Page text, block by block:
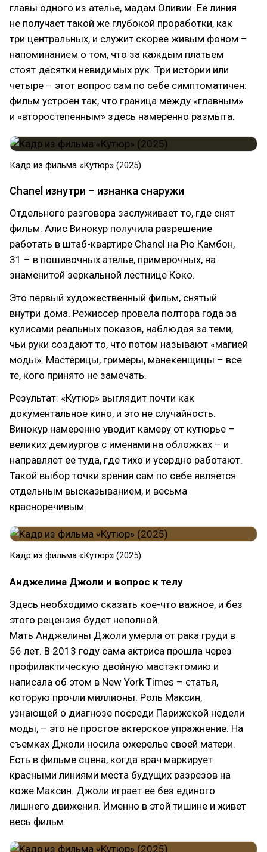
главы одного из ателье, мадам Оливии. Ее линия
не получает такой же глубокой проработки, как
три центральных, и служит скорее живым фоном –
напоминанием о том, что за каждым платьем
стоят десятки невидимых рук. Три истории или
четыре – этот вопрос сам по себе симптоматичен:
фильм устроен так, что граница между «главным»
и «второстепенным» здесь намеренно размыта.
Кадр из фильма «Кутюр» (2025)
Chanel изнутри – изнанка снаружи
Отдельного разговора заслуживает то, где снят
фильм. Алис Винокур получила разрешение
работать в штаб-квартире Chanel на Рю Камбон,
31 – в пошивочных ателье, примерочных, на
знаменитой зеркальной лестнице Коко.
Это первый художественный фильм, снятый
внутри дома. Режиссер провела полтора года за
кулисами реальных показов, наблюдая за теми,
чьи руки создают то, что потом называют «магией
моды». Мастерицы, гримеры, манекенщицы – все
те, кого принято не замечать.
Результат: «Кутюр» выглядит почти как
документальное кино, и это не случайность.
Винокур намеренно уводит камеру от кутюрье –
великих демиургов с именами на обложках – и
направляет ее туда, где тихо и усердно работают.
Такой выбор точки зрения сам по себе является
отдельным высказыванием, и весьма
красноречивым.
Кадр из фильма «Кутюр» (2025)
Анджелина Джоли и вопрос к телу
Здесь необходимо сказать кое-что важное, и без
этого рецензия будет неполной.
Мать Анджелины Джоли умерла от рака груди в
56 лет. В 2013 году сама актриса прошла через
профилактическую двойную мастэктомию и
написала об этом в New York Times – статья,
которую прочли миллионы. Роль Максин,
узнающей о диагнозе посреди Парижской недели
моды, – это не простое актерское упражнение. На
съемках Джоли носила ожерелье своей матери.
Есть в фильме сцена, когда врач маркирует
красными линиями места будущих разрезов на
коже Максин. Джоли играет ее без единого
лишнего движения. Именно в этой тишине и живет
весь фильм.